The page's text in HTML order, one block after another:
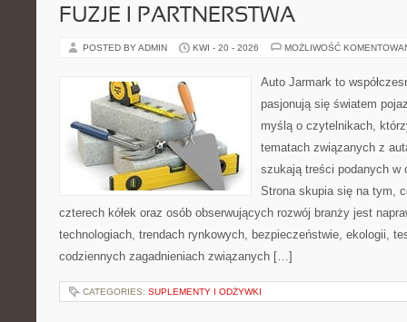
FUZJE I PARTNERSTWA
POSTED BY ADMIN KWI - 20 - 2026 MOŻLIWOŚĆ
Auto Jarmark to
pasjonują się światem
myślą o czytelnikach,
tematach związanych z
szukają treści podanych
Strona skupia się na tym,
czterech kółek oraz osób obserwujących rozwój branży jest
technologiach, trendach rynkowych, bezpieczeństwie, ekologii,
codziennych zagadnieniach związanych […]
CATEGORIES: SUPLEMENTY I ODŻYWKI